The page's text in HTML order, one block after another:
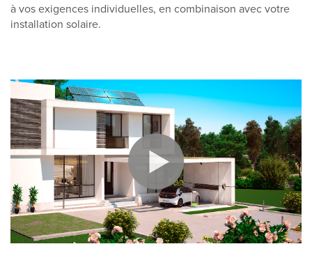
à vos exigences individuelles, en combinaison avec votre
installation solaire.